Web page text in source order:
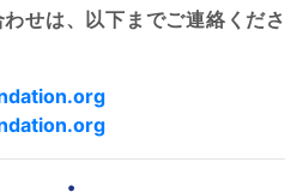
せは、以下までご連絡くださ